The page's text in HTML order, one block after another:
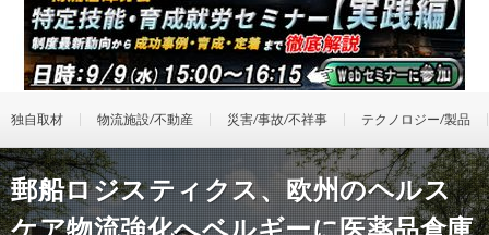
独自取材 物流施設/不動産 災害/事故/不祥事 テクノロジー/製品
郵船ロジスティクス、欧州のヘルス
ケア物流強化へベルギーに医薬品倉庫